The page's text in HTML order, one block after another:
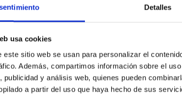
Detalles
usa cookies
este sitio web se usan para personalizar el
Además, compartimos información sobre el
publicidad y análisis web, quienes pueden
a partir del uso que haya hecho de sus
esta iniciativa fomentar, con su ejemplo, el interés
parte del título del proyecto”.
de teatro
Tenerife, que se representó en este museo con
en Pamplona, con funciones para escolares
La Laguna, bajo la dirección de una reconocida
mejoras en la obra original.